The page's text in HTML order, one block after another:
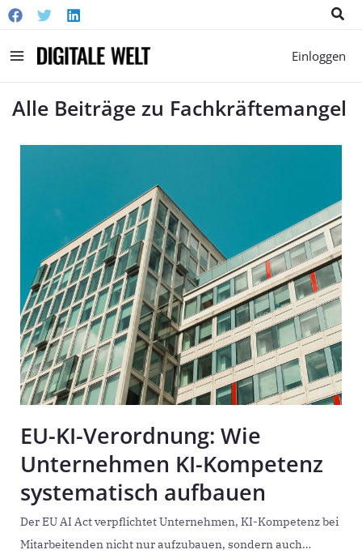
Main
Einloggen
Alle Beiträge zu Fachkräftemangel
EU-KI-Verordnung: Wie
Unternehmen KI-Kompetenz
systematisch aufbauen
Der EU AI Act verpflichtet Unternehmen, KI-Kompetenz bei
Mitarbeitenden nicht nur aufzubauen, sondern auch